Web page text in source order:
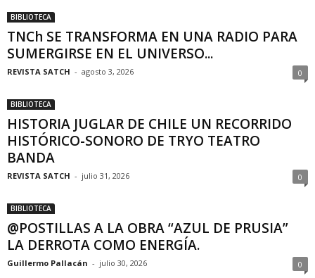
BIBLIOTECA
TNCh SE TRANSFORMA EN UNA RADIO PARA
SUMERGIRSE EN EL UNIVERSO...
REVISTA SATCH - agosto 3, 2026 0
BIBLIOTECA
HISTORIA JUGLAR DE CHILE UN RECORRIDO
HISTÓRICO-SONORO DE TRYO TEATRO
BANDA
REVISTA SATCH - julio 31, 2026 0
BIBLIOTECA
@POSTILLAS A LA OBRA “AZUL DE PRUSIA”
LA DERROTA COMO ENERGÍA.
Guillermo Pallacán - julio 30, 2026 0